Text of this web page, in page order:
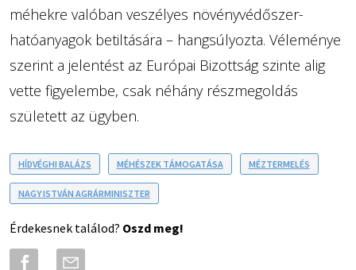
méhekre valóban veszélyes növényvédőszer-
hatóanyagok betiltására – hangsúlyozta. Véleménye
szerint a jelentést az Európai Bizottság szinte alig
vette figyelembe, csak néhány részmegoldás
született az ügyben.
HÍDVÉGHI BALÁZS MÉHÉSZEK TÁMOGATÁSA MÉZTERMELÉS
NAGY ISTVÁN AGRÁRMINISZTER
Érdekesnek találod? Oszd meg!